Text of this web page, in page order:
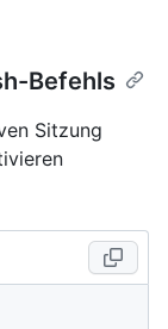
Befehls
Sitzung